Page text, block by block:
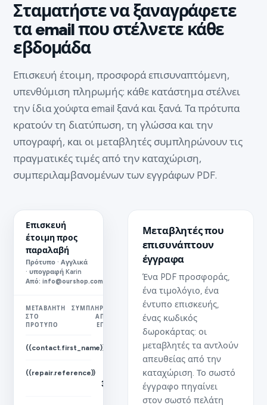
Σταματήστε να ξαναγράφετε
τα email που στέλνετε κάθε
εβδομάδα
Επισκευή έτοιμη, προσφορά επισυναπτόμενη,
υπενθύμιση πληρωμής: κάθε κατάστημα στέλνει
την ίδια χούφτα email ξανά και ξανά. Τα πρότυπα
κρατούν τη διατύπωση, τη γλώσσα και την
υπογραφή, και οι μεταβλητές συμπληρώνουν τις
πραγματικές τιμές από την καταχώριση,
συμπεριλαμβανομένων των εγγράφων PDF.
Επισκευή
έτοιμη προς
παραλαβή
Πρότυπο · Αγγλικά
· υπογραφή Karin
Από: info@ourshop.com
ΜΕΤΑΒΛΗΤΉ
ΣΤΟ
ΠΡΌΤΥΠΟ
ΣΥΜΠΛΗΡΏΘΗΚΕ
ΑΠΌ ΤΗΝ
ΕΓΓΡΑΦΉ
((contact.first_name))
((repair.reference))
3092
Μεταβλητές που
επισυνάπτουν
έγγραφα
Ένα PDF προσφοράς,
ένα τιμολόγιο, ένα
έντυπο επισκευής,
ένας κωδικός
δωροκάρτας: οι
μεταβλητές τα αντλούν
απευθείας από την
καταχώριση. Το σωστό
έγγραφο πηγαίνει
στον σωστό πελάτη